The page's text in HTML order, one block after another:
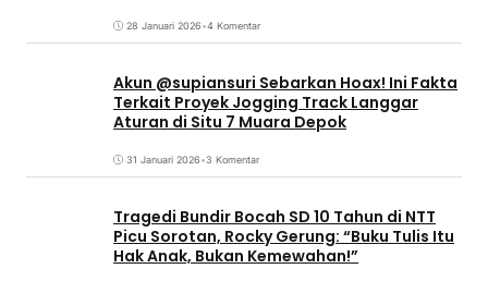
28 Januari 2026•4 Komentar
Akun @supiansuri Sebarkan Hoax! Ini Fakta
Terkait Proyek Jogging Track Langgar
Aturan di Situ 7 Muara Depok
31 Januari 2026•3 Komentar
Tragedi Bundir Bocah SD 10 Tahun di NTT
Picu Sorotan, Rocky Gerung: “Buku Tulis Itu
Hak Anak, Bukan Kemewahan!”